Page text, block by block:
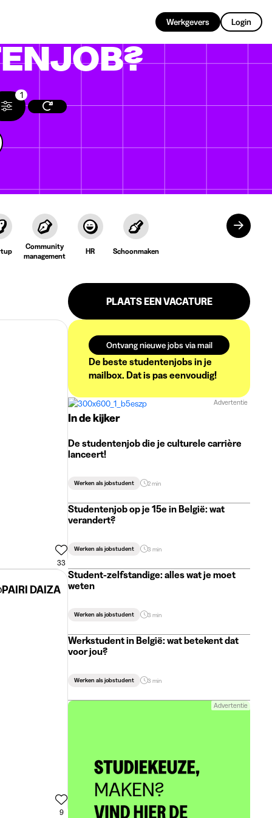
Werkgevers Login
1
Community
management
HR Schoonmaken
33
DAIZA
9
PLAATS EEN VACATURE
Ontvang nieuwe jobs via mail
De beste studentenjobs in je
mailbox. Dat is pas eenvoudig!
Advertentie
In de kijker
De studentenjob die je culturele carrière
lanceert!
Werken als jobstudent 2 min
Studentenjob op je 15e in België: wat
verandert?
Werken als jobstudent 3 min
Student-zelfstandige: alles wat je moet
weten
Werken als jobstudent 3 min
Werkstudent in België: wat betekent dat
voor jou?
Werken als jobstudent 3 min
Advertentie